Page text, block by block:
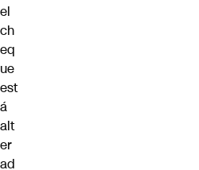
el
ch
eq
ue
est
á
alt
er
ad